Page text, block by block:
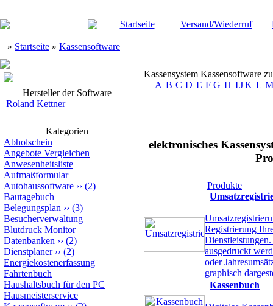
Startseite Versand/Wiederruf
» Startseite » Kassensoftware
Hersteller der Software
Roland Kettner
Kategorien
Abholschein
Angebote Vergleichen
Anwesenheitsliste
Aufmaßformular
Autohaussoftware ›› (2)
Bautagebuch
Belegungsplan ›› (3)
Besucherverwaltung
Blutdruck Monitor
Datenbanken ›› (2)
Dienstplaner›› (2)
Energiekostenerfassung
Fahrtenbuch
Haushaltsbuch für den PC
Hausmeisterservice
Kassensystem Kassensoftware
A B C D E F G H IJK L M
elektronisches
Produkte
Registrierung
ausgedruckt
oder
graphisch
Kassenbuch